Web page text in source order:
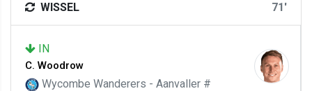
WISSEL 71'
IN
C. Woodrow
Wycombe Wanderers - Aanvaller #